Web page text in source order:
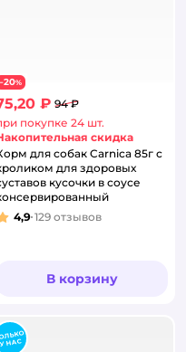
−20%
₽ 94 ₽
покупке 24 шт.
скидка
для собак Carnica 85г с
для здоровых
кусочки в соусе
4,9 129 отзывов
В корзину